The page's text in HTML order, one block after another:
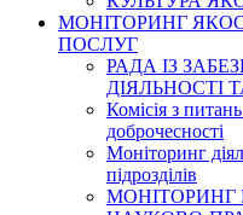
МОНІТОРИНГ
ПОСЛУГ
РАДА ІЗ
ДІЯЛЬНОСТІ
Комісія з
доброчесності
Моніторинг
підрозділів